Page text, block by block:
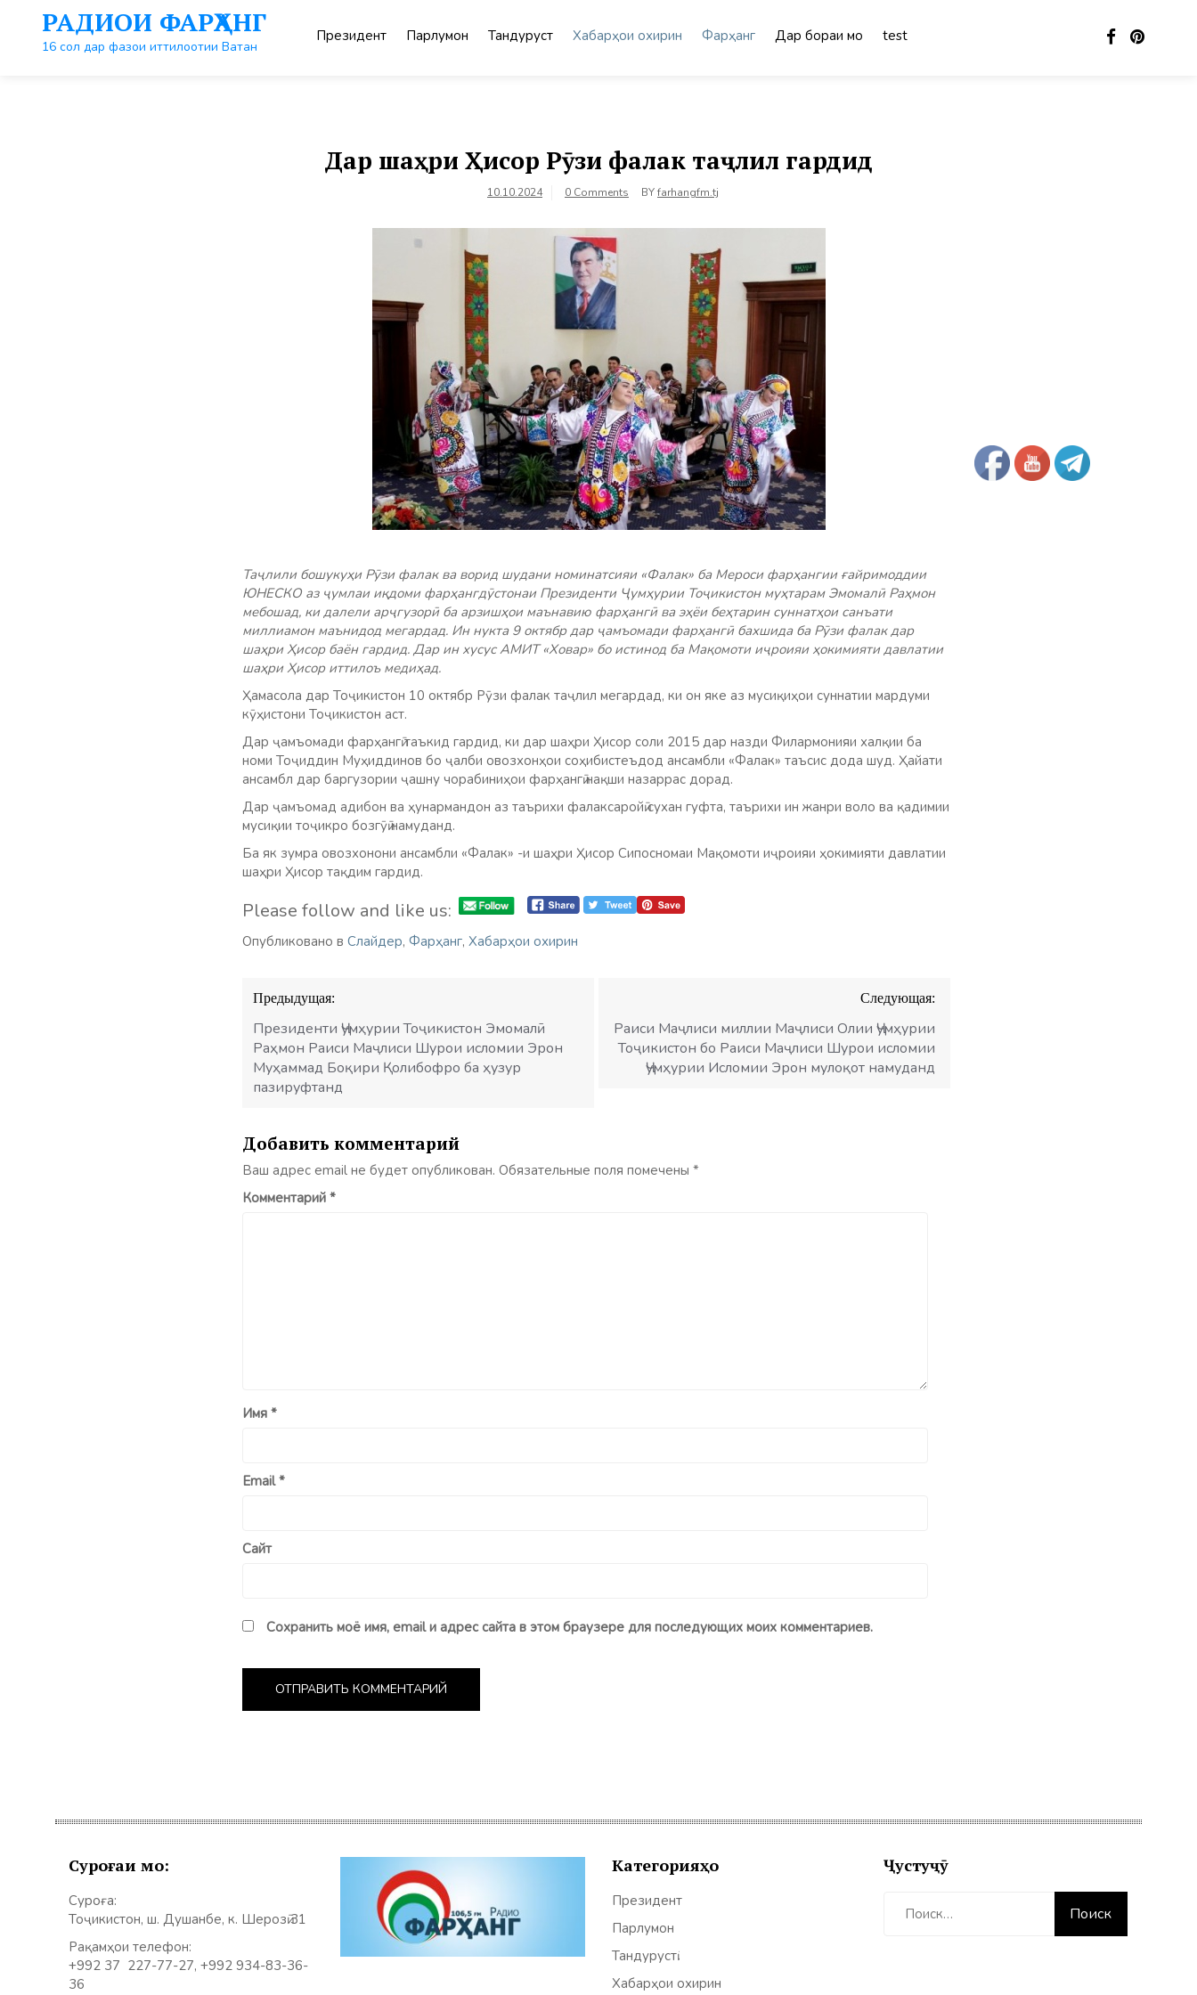
контенту
РАДИОИ ФАРҲАНГ
16 сол дар фазои иттилоотии Ватан
Президент Парлумон Тандурустӣ Хабарҳои охирин Фарҳанг Дар бораи мо test
Дар шаҳри Ҳисор Рӯзи фалак таҷлил гардид
10.10.2024 0 Comments BYfarhangfm.tj
Таҷлили бошукуҳи Рӯзи фалак ва ворид шудани номинатсияи «Фалак» ба Мероси фарҳангии ғайримоддии
ЮНЕСКО аз ҷумлаи иқдоми фарҳангдӯстонаи Президенти Ҷумҳурии Тоҷикистон муҳтарам Эмомалӣ Раҳмон
мебошад, ки далели арҷгузорӣ ба арзишҳои маънавию фарҳангӣ ва эҳёи беҳтарин суннатҳои санъати
миллиамон маънидод мегардад. Ин нукта 9 октябр дар ҷамъомади фарҳангӣ бахшида ба Рӯзи фалак дар
шаҳри Ҳисор баён гардид. Дар ин хусус АМИТ «Ховар» бо истинод ба Мақомоти иҷроияи ҳокимияти давлатии
шаҳри Ҳисор иттилоъ медиҳад.
Ҳамасола дар Тоҷикистон 10 октябр Рӯзи фалак таҷлил мегардад, ки он яке аз мусиқиҳои суннатии мардуми
кӯҳистони Тоҷикистон аст.
Дар ҷамъомади фарҳангӣ таъкид гардид, ки дар шаҳри Ҳисор соли 2015 дар назди Филармонияи халқии ба
номи Тоҷиддин Муҳиддинов бо ҷалби овозхонҳои соҳибистеъдод ансамбли «Фалак» таъсис дода шуд. Ҳайати
ансамбл дар баргузории ҷашну чорабиниҳои фарҳангӣ нақши назаррас дорад.
Дар ҷамъомад адибон ва ҳунармандон аз таърихи фалаксаройӣ сухан гуфта, таърихи ин жанри воло ва қадимии
мусиқии тоҷикро бозгӯӣ намуданд.
Ба як зумра овозхонони ансамбли «Фалак» -и шаҳри Ҳисор Сипосномаи Мақомоти иҷроияи ҳокимияти давлатии
шаҳри Ҳисор тақдим гардид.
Please follow and like us:
Опубликовано в Слайдер, Фарҳанг, Хабарҳои охирин
Навигация
по
записям
Предыдущая:
Президенти Ҷумҳурии Тоҷикистон Эмомалӣ
Раҳмон Раиси Маҷлиси Шурои исломии Эрон
Муҳаммад Боқири Қолибофро ба ҳузур
пазируфтанд
Следующая:
Раиси Маҷлиси миллии Маҷлиси Олии Ҷумҳурии
Тоҷикистон бо Раиси Маҷлиси Шурои исломии
Ҷумҳурии Исломии Эрон мулоқот намуданд
Добавить комментарий
Ваш адрес email не будет опубликован. Обязательные поля помечены *
Комментарий *
Имя *
Email*
Сайт
Сохранить моё имя, email и адрес сайта в этом браузере для последующих моих комментариев.
Суроғаи мо:
Суроға:
Тоҷикистон, ш. Душанбе, к. Шерозӣ 31
Рақамҳои телефон:
+992 37 227-77-27, +992 934-83-36-
36
Категорияҳо
Президент
Парлумон
Тандурустӣ
Хабарҳои охирин
Ҷустуҷӯ